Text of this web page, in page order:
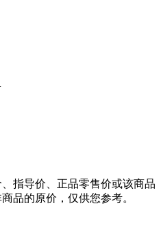
指导价、正品零售价或该商品
品的原价，仅供您参考。